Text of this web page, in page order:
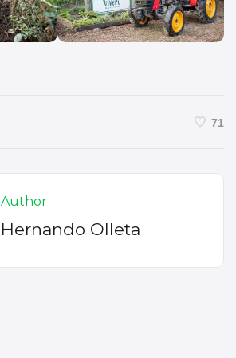
71
Author
Hernando Olleta